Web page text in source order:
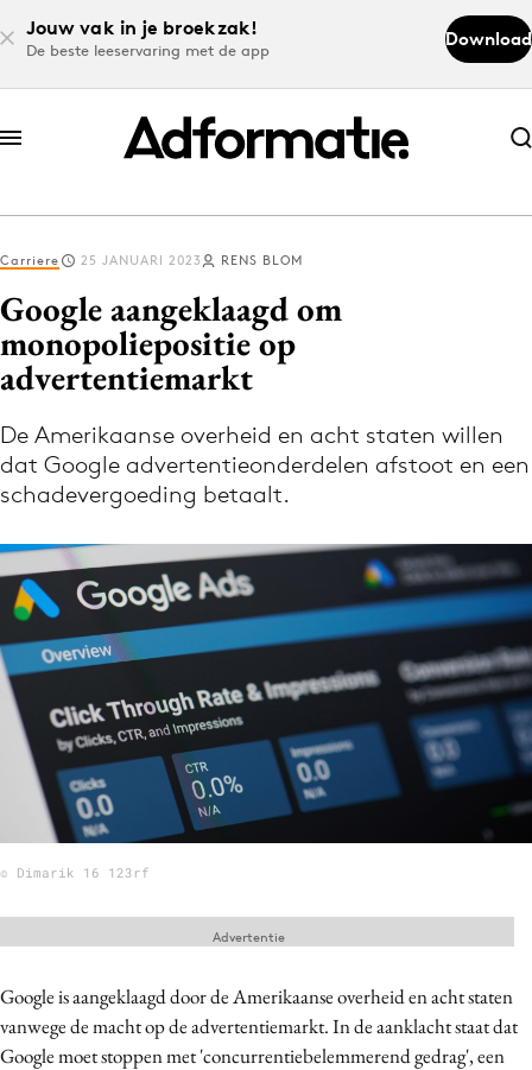
Jouw vak in je broekzak!
De beste leeservaring met de app
Download
Abonneer nu
Abonneer nu
Log in
Download de app
Volg het laatste nieuws via de Adformatie
Nieuws app
Menu
Home
9 sept: GenAI-training
12 nov: MarketingLive!
Adverteren
Events
Academy
Topics
Artificial Intelligence
Carriere 25 JANUARI 2023 RENS BLOM
Google aangeklaagd om
monopoliepositie op
advertentiemarkt
De Amerikaanse overheid en acht staten willen
dat Google advertentieonderdelen afstoot en een
schadevergoeding betaalt.
© Dimarik 16 123rf
Google is aangeklaagd door de Amerikaanse overheid en acht staten
vanwege de macht op de advertentiemarkt. In de aanklacht staat dat
Google moet stoppen met 'concurrentiebelemmerend gedrag', een
Advertentie